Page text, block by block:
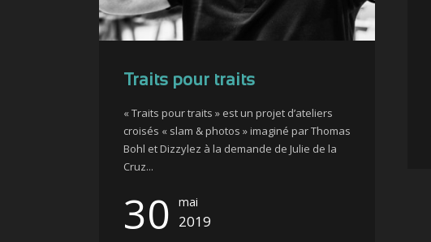
Traits pour traits
« Traits pour traits » est un projet d’ateliers
croisés « slam & photos » imaginé par Thomas
Bohl et Dizzylez à la demande de Julie de la
Cruz...
30 mai
2019